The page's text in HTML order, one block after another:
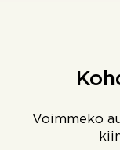
Voimmeko